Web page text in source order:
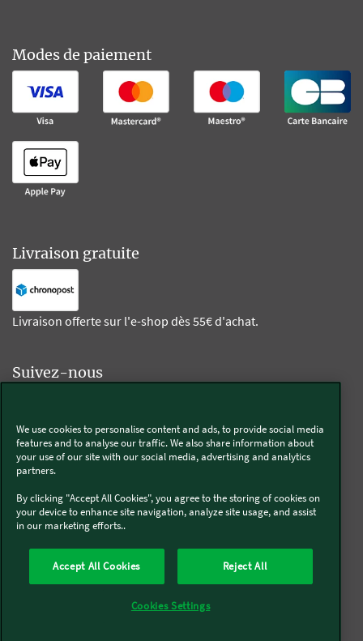
Modes de paiement
Livraison gratuite
Livraison offerte sur l'e-shop dès 55€ d'achat.
Suivez-nous
Thermomix®
Qui sommes-nous
We use cookies to personalise content and ads, to provide social media
features and to analyse our traffic. We also share information about
your use of our site with our social media, advertising and analytics
partners.
By clicking "Accept All Cookies", you agree to the storing of cookies on
your device to enhance site navigation, analyze site usage, and assist
in our marketing efforts..
Accept All Cookies Reject All
Cookies Settings